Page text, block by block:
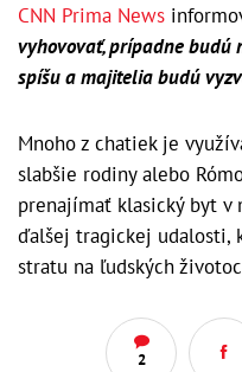
CNN Prima News
vyhovovať, prípadne budú
spíšu a majitelia budú
Mnoho z chatiek je
slabšie rodiny alebo
prenajímať klasický byt v
ďalšej tragickej udalosti,
stratu na ľudských
2